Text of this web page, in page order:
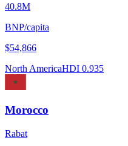
40.8M
BNP/capita
$54,866
North AmericaHDI 0.935
Morocco
Rabat